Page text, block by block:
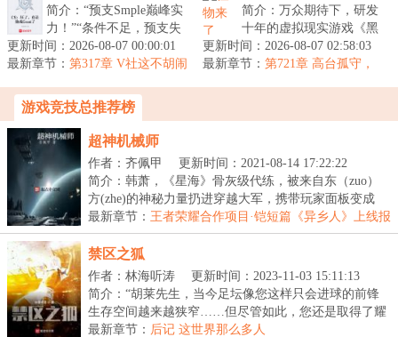
简介：“预支Smple巅峰实
力！”“条件不足，预支失
败。“系统的回答声传来，
杨宇却意识到一个关键的
更新时间：2026-08-07 00:00:01
最新章节： 第317章 V社这不胡闹
简介：万众期待下，研发
十年的虚拟现实游戏《黑
暗之地》上线，但高昂的
售价让无数等待已经的玩
更新时间：2026-08-07 02:58:03
最新章节： 第721章 高台孤守，
游戏竞技总推荐榜
超神机械师
作者：齐佩甲
更新时间：2021-08-14 17:22:22
简介：韩萧，《星海》骨灰级代练，被来自东（zuo）
方(zhe)的神秘力量扔进穿越大军，携带玩家面板变成
NPC...
最新章节： 王者荣耀合作项目·铠短篇《异乡人》上线报
告
禁区之狐
作者：林海听涛
更新时间：2023-11-03 15:11:13
简介：“胡莱先生，当今足坛像您这样只会进球的前锋
生存空间越来越狭窄……但尽管如此，您还是取得了耀
眼...
最新章节： 后记 这世界那么多人